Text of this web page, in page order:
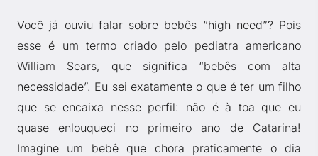
Você já ouviu falar sobre bebês “high need”? Pois
esse é um termo criado pelo pediatra americano
William Sears, que significa “bebês com alta
necessidade”. Eu sei exatamente o que é ter um filho
que se encaixa nesse perfil: não é à toa que eu
quase enlouqueci no primeiro ano de Catarina!
Imagine um bebê que chora praticamente o dia